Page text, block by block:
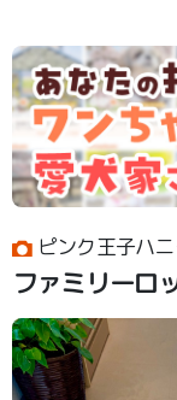
ピンク王子ハ
ファミリーロ